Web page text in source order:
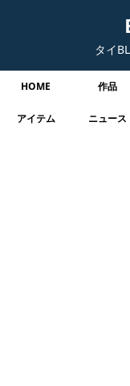
タイ
HOME 作品
アイテム ニュース